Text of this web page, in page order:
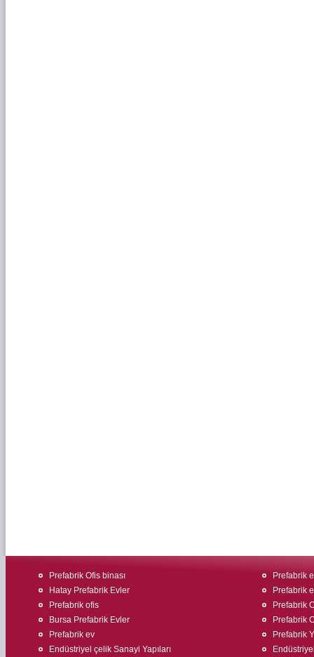
Prefabrik Ofis binası
Hatay Prefabrik Evler
Prefabrik ofis
Bursa Prefabrik Evler
Prefabrik ev
Endüstriyel çelik Sanayi Yapıları
Prefabrik
Prefabrik
Prefabrik
Prefabrik
Prefabrik